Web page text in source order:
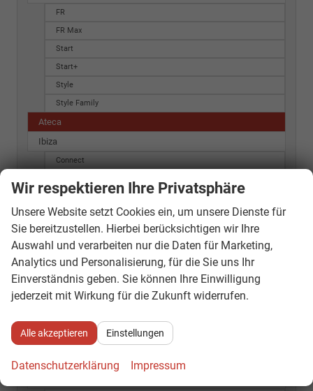
FR
FR Max
Start
Start+
Style
Style Family
Ateca
Ibiza
Connect
FR
FR Max
ITECH PLUS
Reference
Style (SK)
Style Family
Style i-Tech
Wir respektieren Ihre Privatsphäre
Unsere Website setzt Cookies ein, um unsere Dienste für
Sie bereitzustellen. Hierbei berücksichtigen wir Ihre
Auswahl und verarbeiten nur die Daten für Marketing,
Analytics und Personalisierung, für die Sie uns Ihr
Einverständnis geben. Sie können Ihre Einwilligung
jederzeit mit Wirkung für die Zukunft widerrufen.
Alle akzeptieren Einstellungen
Datenschutzerklärung Impressum